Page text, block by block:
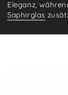
Eleganz,
Saphirglas